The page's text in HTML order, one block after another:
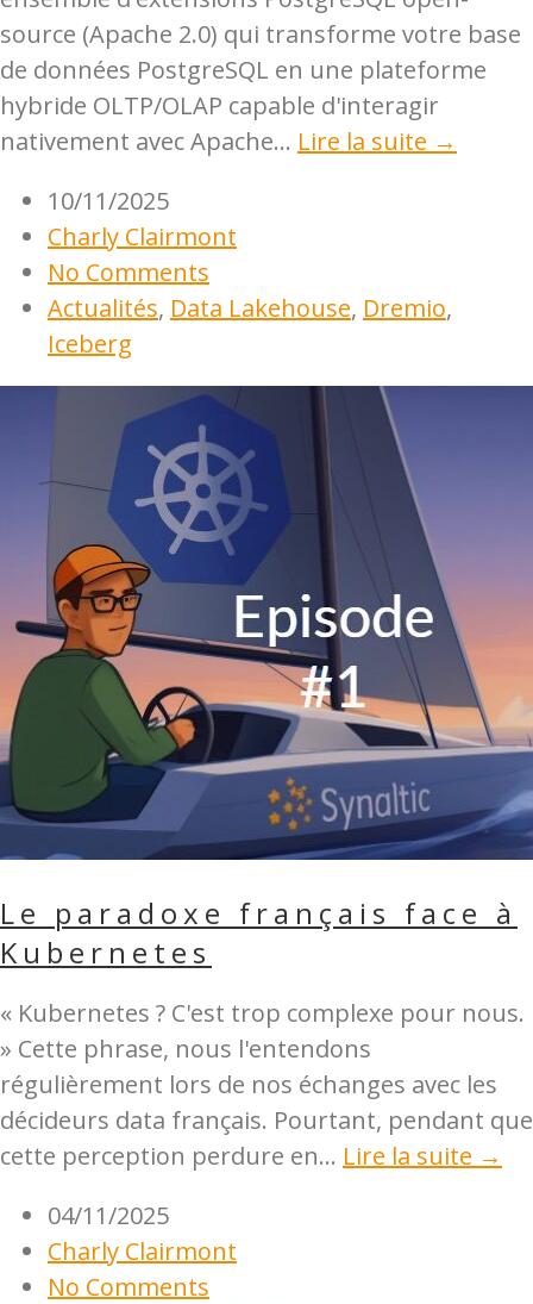
source (Apache 2.0) qui transforme votre base
de données PostgreSQL en une plateforme
hybride OLTP/OLAP capable d'interagir
nativement avec Apache... Lire la suite →
10/11/2025
Charly Clairmont
No Comments
Actualités, Data Lakehouse, Dremio,
Iceberg
Le paradoxe français face à
Kubernetes
« Kubernetes ? C'est trop complexe pour nous.
» Cette phrase, nous l'entendons
régulièrement lors de nos échanges avec les
décideurs data français. Pourtant, pendant que
cette perception perdure en... Lire la suite →
04/11/2025
Charly Clairmont
No Comments